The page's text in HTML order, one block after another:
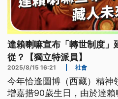
達賴喇嘛宣布「轉世制度」
從？【獨立特派員】
2025/8/15 16:21 社會
今年恰逢圖博（西藏）精神
增嘉措90歲生日，由於達